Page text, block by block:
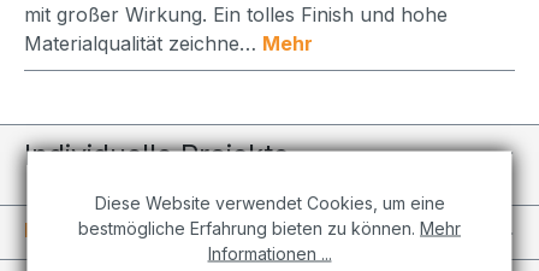
mit großer Wirkung. Ein tolles Finish und hohe
Materialqualität zeichne… Mehr
Individuelle Projekte
Informationen
Diese Website verwendet Cookies, um eine
bestmögliche Erfahrung bieten zu können. Mehr
Informationen ...